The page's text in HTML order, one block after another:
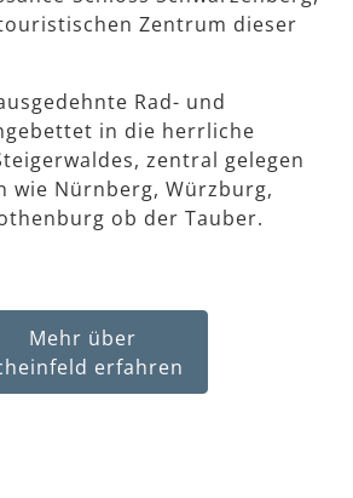
Zentrum dieser
Rad- und
in die herrliche
zentral gelegen
wie Nürnberg, Würzburg,
ob der Tauber.
Mehr über
erfahren